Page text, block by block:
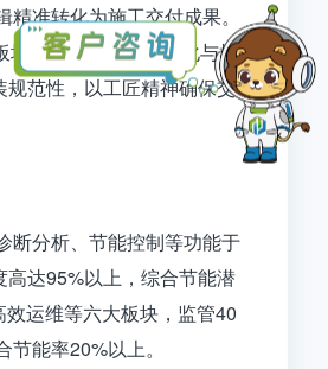
准转化为施工交付成果。
块，实现了电子智能化与机
范性，以工匠精神确保交
断分析、节能控制等功能于
达95%以上，综合节能潜
运维等六大板块，监管40
能率20%以上。